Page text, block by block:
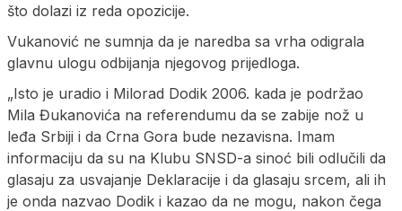
što dolazi iz reda opozicije.
Vukanović ne sumnja da je naredba sa vrha odigrala
glavnu ulogu odbijanja njegovog prijedloga.
„Isto je uradio i Milorad Dodik 2006. kada je podržao
Mila Đukanovića na referendumu da se zabije nož u
leđa Srbiji i da Crna Gora bude nezavisna. Imam
informaciju da su na Klubu SNSD-a sinoć bili odlučili da
glasaju za usvajanje Deklaracije i da glasaju srcem, ali ih
je onda nazvao Dodik i kazao da ne mogu, nakon čega